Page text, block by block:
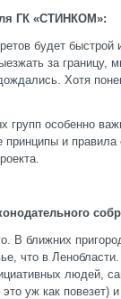
ГК «СТИНКОМ»:
будет быстрой
за границу,
Хотя
особенно
и правила
В ближних
что в
людей,
уж как повезет)